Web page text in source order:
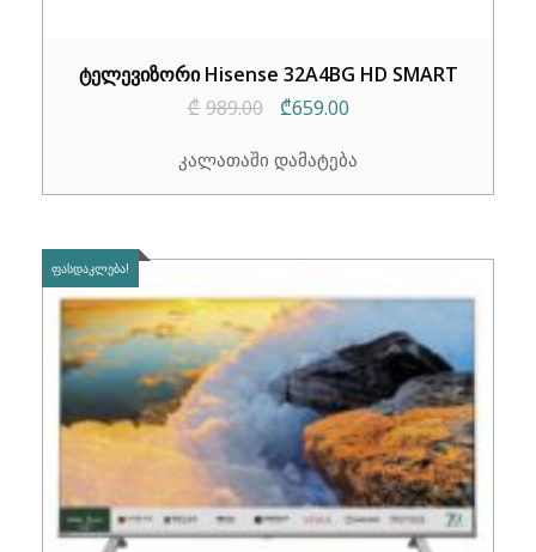
ტელევიზორი Hisense 32A4BG HD SMART
₾ 989.00
Original
was:
₾659.00Current
is:
კალათაში დამატება
ᲤᲐᲡᲓᲐᲙᲚᲔᲑᲐ!